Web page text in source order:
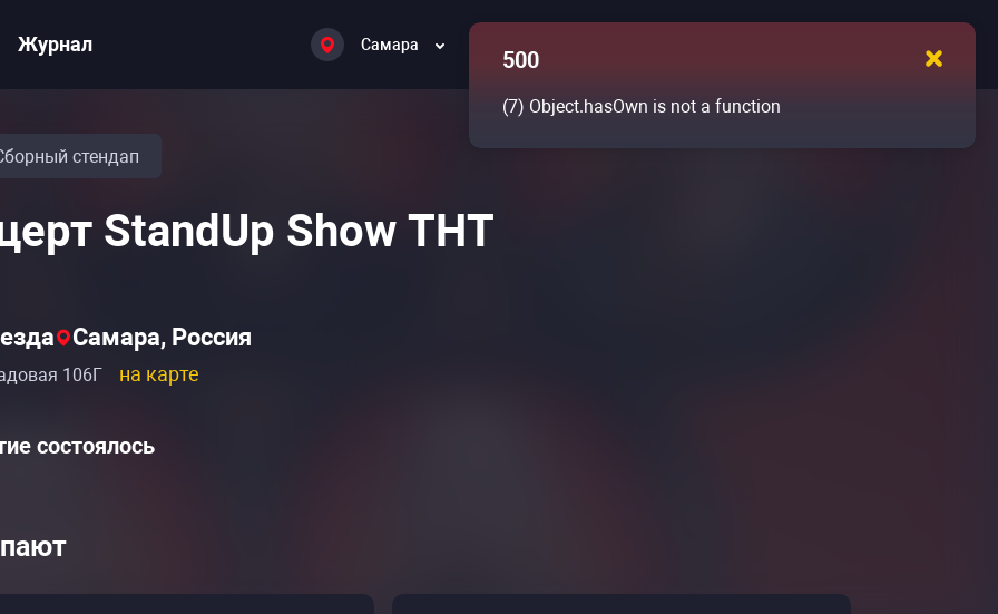
Журнал Самара
стендап
StandUp Show ТНТ
Самара, Россия
106Г на карте
состоялось
500
(7) Object.hasOwn is not a function